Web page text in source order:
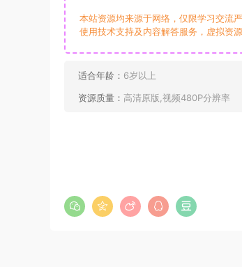
本站资源均来源于网络，仅限学习交流
使用技术支持及内容解答服务，虚拟资
适合年龄： 6岁以上
资源质量： 高清原版,视频480P分辨率